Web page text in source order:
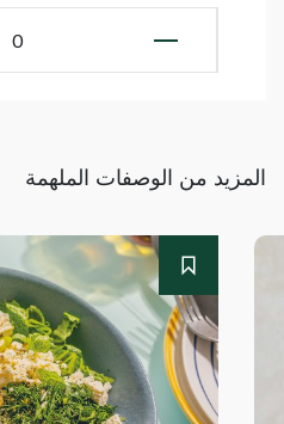
0
المزيد من الوصفات الملهمة